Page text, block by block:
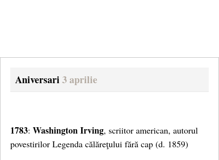
Aniversari 3 aprilie
1783: WashingtonIrving, scriitor american, autorul
povestirilor Legenda călăreţului fără cap (d. 1859)